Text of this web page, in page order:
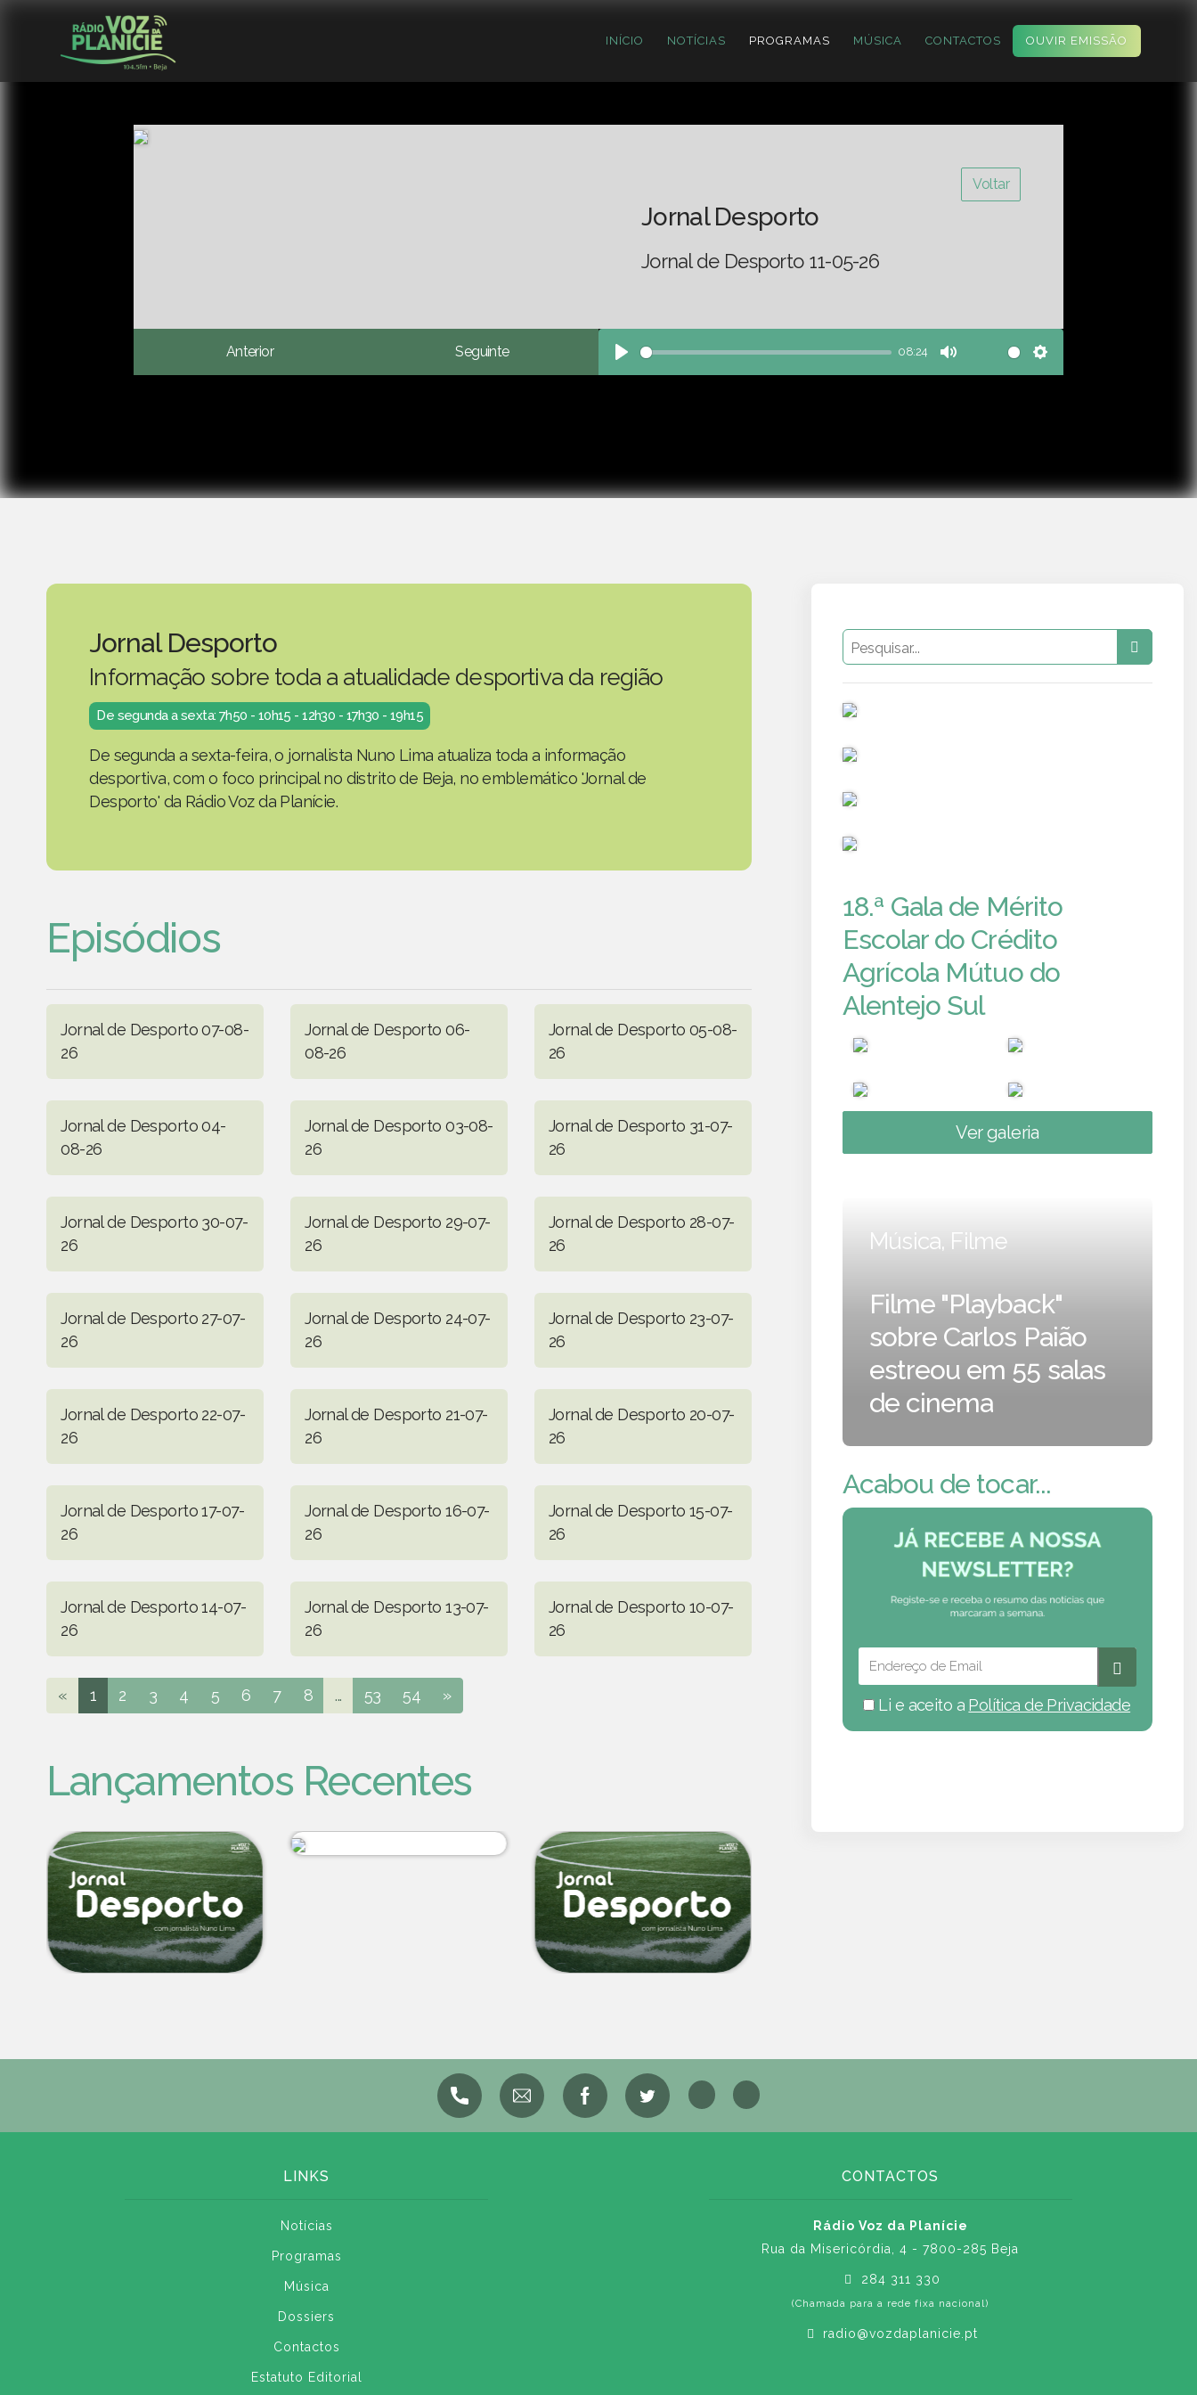
INÍCIO NOTÍCIAS PROGRAMAS MÚSICA CONTACTOS OUVIR EMISSÃO
Voltar
Jornal Desporto
Jornal de Desporto 11-05-26
Anterior Seguinte
Play
08:24
Mute Settings
Jornal Desporto
Informação sobre toda a atualidade desportiva da região
De segunda a sexta: 7h50 - 10h15 - 12h30 - 17h30 - 19h15
De segunda a sexta-feira, o jornalista Nuno Lima atualiza toda a informação
desportiva, com o foco principal no distrito de Beja, no emblemático 'Jornal de
Desporto' da Rádio Voz da Planície.
Episódios
Jornal de Desporto 07-08-
26
Jornal de Desporto 06-
08-26
Jornal de Desporto 05-08-
26
Jornal de Desporto 04-
08-26
Jornal de Desporto 03-08-
26
Jornal de Desporto 31-07-
26
Jornal de Desporto 30-07-
26
Jornal de Desporto 29-07-
26
Jornal de Desporto 28-07-
26
Jornal de Desporto 27-07-
26
Jornal de Desporto 24-07-
26
Jornal de Desporto 23-07-
26
Jornal de Desporto 22-07-
26
Jornal de Desporto 21-07-
26
Jornal de Desporto 20-07-
26
Jornal de Desporto 17-07-
26
Jornal de Desporto 16-07-
26
Jornal de Desporto 15-07-
26
Jornal de Desporto 14-07-
26
Jornal de Desporto 13-07-
26
Jornal de Desporto 10-07-
26
« 1 2 3 4 5 6 7 8 ... 53 54 »
Lançamentos Recentes
18.ª Gala de Mérito
Escolar do Crédito
Agrícola Mútuo do
Alentejo Sul
Ver galeria
Música, Filme
Filme "Playback"
sobre Carlos Paião
estreou em 55 salas
de cinema
Acabou de tocar...
Li e aceito a Política de Privacidade
LINKS
Notícias
Programas
Música
Dossiers
Contactos
Estatuto Editorial
CONTACTOS
Rádio Voz da Planície
Rua da Misericórdia, 4 - 7800-285 Beja
284 311 330
(Chamada para a rede fixa nacional)
radio@vozdaplanicie.pt